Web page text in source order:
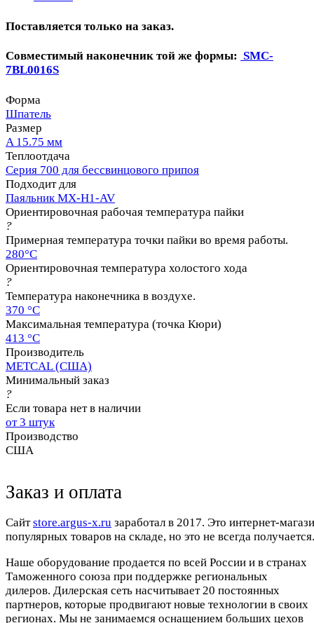
Поставляется только на заказ.
Совместимый наконечник той же формы: SMC-
7BL0016S
Форма
Шпатель
Размер
A 15.75 мм
Теплоотдача
Серия 700 для бессвинцового припоя
Подходит для
Паяльник MX-H1-AV
Ориентировочная рабочая температура пайки
?
Примерная температура точки пайки во время работы.
280°C
Ориентировочная температура холостого хода
?
Температура наконечника в воздухе.
370 °C
Максимальная температура (точка Кюри)
413 °C
Производитель
METCAL (США)
Минимальный заказ
?
Если товара нет в наличии
от 3 штук
Производство
США
Заказ и оплата
Cайтstore.argus-x.ru заработал в 2017. Это интернет-
популярных товаров на складе, но это не всегда
Наше оборудование продается по всей России и в странах
Таможенного союза при поддержке региональных
дилеров. Дилерская сеть насчитывает 20 постоянных
партнеров, которые продвигают новые технологии в своих
регионах. Мы не занимаемся оснащением больших цехов